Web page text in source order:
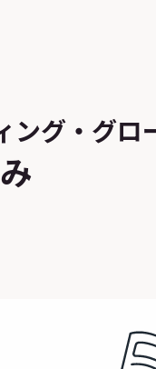
ング・グロ